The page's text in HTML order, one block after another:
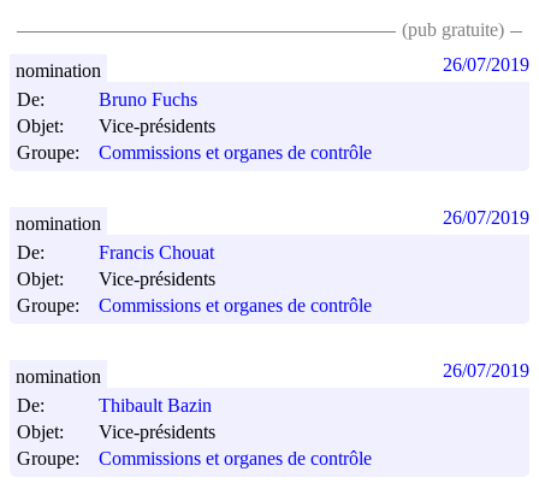
(pub gratuite)
De:
Bruno Fuchs
Objet:
Vice-présidents
Groupe:
Commissions et organes de contrôle
nomination 26/07/2019
De:
Francis Chouat
Objet:
Vice-présidents
Groupe:
Commissions et organes de contrôle
nomination 26/07/2019
De:
Thibault Bazin
Objet:
Vice-présidents
Groupe:
Commissions et organes de contrôle
nomination 26/07/2019